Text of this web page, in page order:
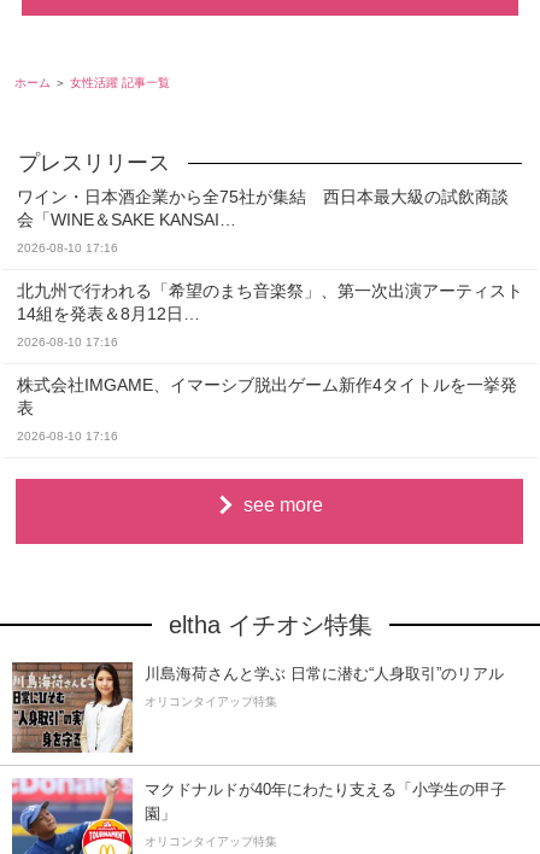
ホーム 女性活躍 記事一覧
ワイン・日本酒企業から全75社が集結 西日本最大級の試飲商談
会「WINE＆SAKE KANSAI…
2026-08-10 17:16
北九州で行われる「希望のまち音楽祭」、第一次出演アーティスト
14組を発表＆8月12日…
2026-08-10 17:16
株式会社IMGAME、イマーシブ脱出ゲーム新作4タイトルを一挙発
表
2026-08-10 17:16
see more
eltha イチオシ特集
川島海荷さんと学ぶ 日常に潜む“人身取引”のリアル
オリコンタイアップ特集
マクドナルドが40年にわたり支える「小学生の甲子
園」
オリコンタイアップ特集